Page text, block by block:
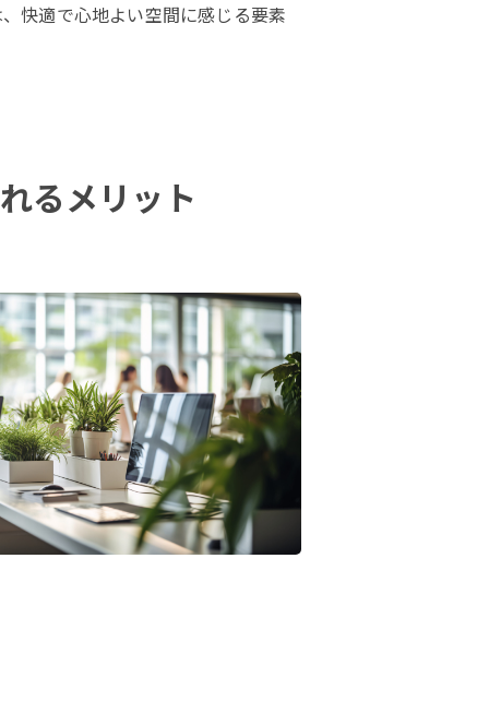
快適で心地よい空間に感じる要素
るメリット